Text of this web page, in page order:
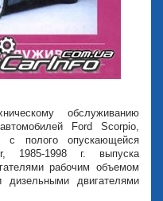
обслуживанию
Ford Scorpio,
с полого опускающейся
1985-1998 г. выпуска
рабочим объемом
двигателями